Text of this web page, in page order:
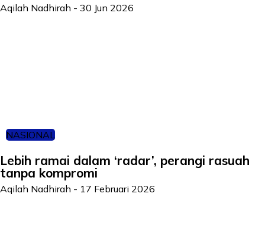
Aqilah Nadhirah - 30 Jun 2026
NASIONAL
Lebih ramai dalam ‘radar’, perangi rasuah
tanpa kompromi
Aqilah Nadhirah - 17 Februari 2026